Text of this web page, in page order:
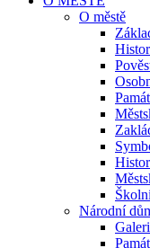
O městě
Národní